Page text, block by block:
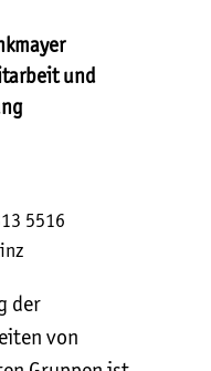
und
5516
der
von